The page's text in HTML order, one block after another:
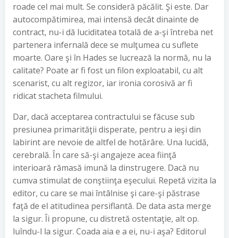
roade cel mai mult. Se consideră păcălit. Şi este. Dar
autocompătimirea, mai intensă decât dinainte de
contract, nu-i dă luciditatea totală de a-şi întreba net
partenera infernală dece se mulţumea cu suflete
moarte. Oare şi în Hades se lucrează la normă, nu la
calitate? Poate ar fi fost un filon exploatabil, cu alt
scenarist, cu alt regizor, iar ironia corosivă ar fi
ridicat stacheta filmului.
Dar, dacă acceptarea contractului se făcuse sub
presiunea primarităţii disperate, pentru a ieşi din
labirint are nevoie de altfel de hotărâre. Una lucidă,
cerebrală. În care să-şi angajeze acea fiinţă
interioară rămasă imună la dinstrugere. Dacă nu
cumva stimulat de conştiinţa eşecului. Repetă vizita la
editor, cu care se mai întâlnise şi care-şi păstrase
faţă de el atitudinea persiflantă. De data asta merge
la sigur. Îi propune, cu distretă ostentaţie, alt op.
luîndu-l la sigur. Coada aia e a ei, nu-i aşa? Editorul